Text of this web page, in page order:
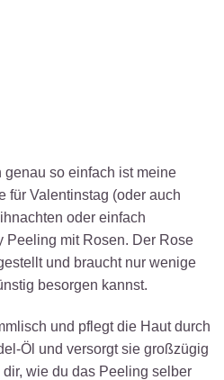
so einfach ist meine
für Valentinstag (oder auch
oder einfach
Peeling mit Rosen. Der Rose
und braucht nur wenige
besorgen kannst.
und pflegt die Haut durch
Öl und versorgt sie großzügig
wie du das Peeling selber